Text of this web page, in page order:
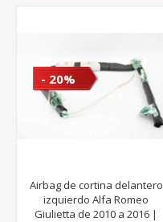
- 20%
Airbag de cortina delantero
izquierdo Alfa Romeo
Giulietta de 2010 a 2016 |